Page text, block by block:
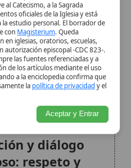
y diálogo
respeto y
evangelización:
y
proselitismo
eclesial
Aceptar y Entrar